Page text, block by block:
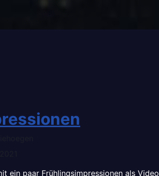
ein paar Frühlingsimpressionen als Video